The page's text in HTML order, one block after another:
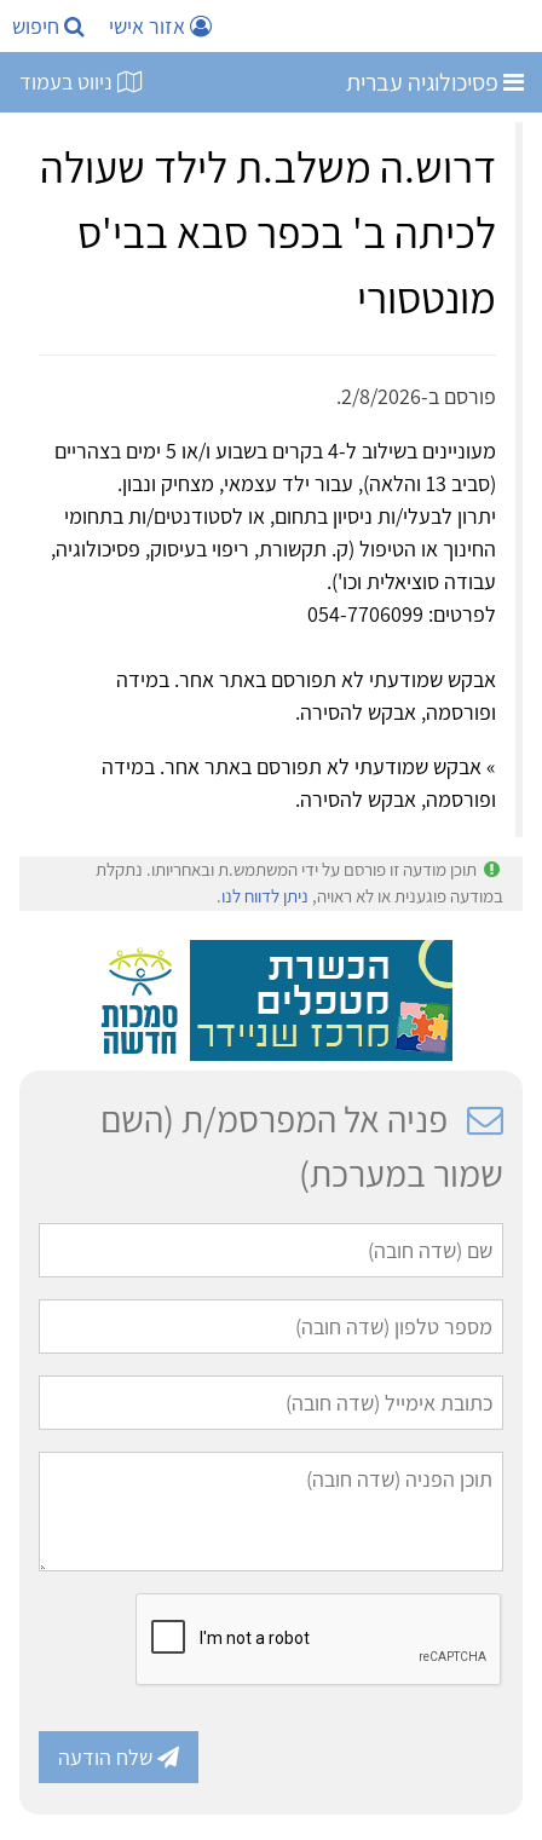
אזור אישי חיפוש
פסיכולוגיה עברית ניווט בעמוד
דרוש.ה משלב.ת לילד שעולה
לכיתה ב' בכפר סבא בבי'ס
מונטסורי
פורסם ב-2/8/2026.
מעוניינים בשילוב ל-4 בקרים בשבוע ו/או 5 ימים בצהריים
(סביב 13 והלאה), עבור ילד עצמאי, מצחיק ונבון.
יתרון לבעלי/ות ניסיון בתחום, או לסטודנטים/ות בתחומי
החינוך או הטיפול (ק. תקשורת, ריפוי בעיסוק, פסיכולוגיה,
עבודה סוציאלית וכו').
לפרטים: 054-7706099
אבקש שמודעתי לא תפורסם באתר אחר. במידה
ופורסמה, אבקש להסירה.
» אבקש שמודעתי לא תפורסם באתר אחר. במידה
ופורסמה, אבקש להסירה.
תוכן מודעה זו פורסם על ידי המשתמש.ת ובאחריותו. נתקלת
במודעה פוגענית או לא ראויה, ניתן לדווח לנו.
פניה אל המפרסמ/ת (השם
שמור במערכת)
שלח הודעה